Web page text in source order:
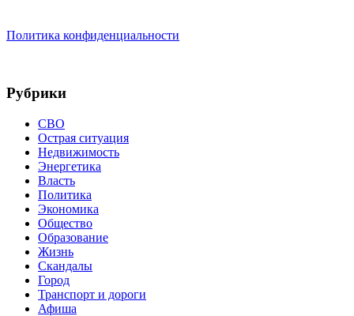
Политика конфиденциальности
Рубрики
СВО
Острая ситуация
Недвижимость
Энергетика
Власть
Политика
Экономика
Общество
Образование
Жизнь
Скандалы
Город
Транспорт и дороги
Афиша